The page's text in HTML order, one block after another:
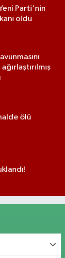
Parti'nin
oldu
ölü